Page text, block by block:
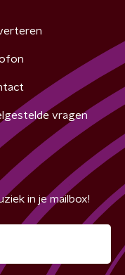
vragen
in je mailbox!